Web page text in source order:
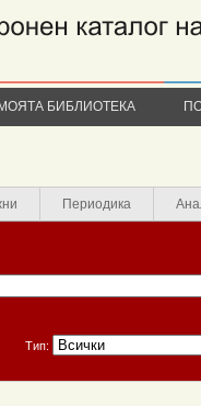
МОЯТА БИБЛИОТЕКА
Периодика
Тип: